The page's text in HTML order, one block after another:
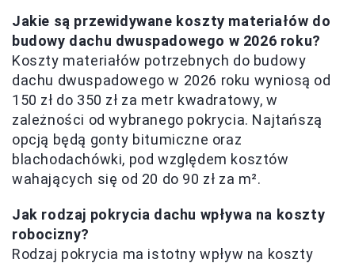
Jakie są przewidywane koszty materiałów do
budowy dachu dwuspadowego w 2026 roku?
Koszty materiałów potrzebnych do budowy
dachu dwuspadowego w 2026 roku wyniosą od
150 zł do 350 zł za metr kwadratowy, w
zależności od wybranego pokrycia. Najtańszą
opcją będą gonty bitumiczne oraz
blachodachówki, pod względem kosztów
wahających się od 20 do 90 zł za m².
Jak rodzaj pokrycia dachu wpływa na koszty
robocizny?
Rodzaj pokrycia ma istotny wpływ na koszty